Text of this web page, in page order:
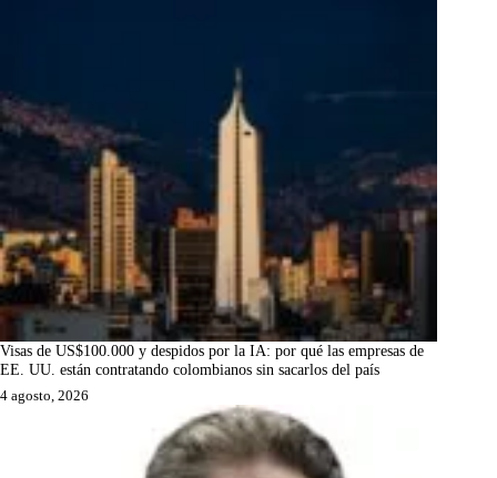
Visas de US$100.000 y despidos por la IA: por qué las empresas de
EE. UU. están contratando colombianos sin sacarlos del país
4 agosto, 2026